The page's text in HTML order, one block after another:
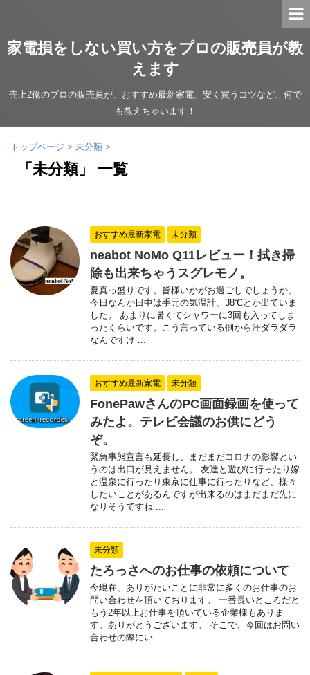
家電損をしない買い方をプロの販売員が教
えます
売上2億のプロの販売員が、おすすめ最新家電、安く買うコツなど、何で
も教えちゃいます！
トップページ > 未分類 >
「未分類」 一覧
おすすめ最新家電 未分類
neabot NoMo Q11レビュー！拭き掃
除も出来ちゃうスグレモノ。
夏真っ盛りです。皆様いかがお過ごしでしょうか。
今日なんか日中は手元の気温計、38℃とか出ていま
した。 あまりに暑くてシャワーに3回も入ってしま
ったくらいです。こう言っている側から汗ダラダラ
なんですけ ...
おすすめ最新家電 未分類
FonePawさんのPC画面録画を使って
みたよ。テレビ会議のお供にどう
ぞ。
緊急事態宣言も延長し、まだまだコロナの影響とい
うのは出口が見えません。 友達と遊びに行ったり嫁
と温泉に行ったり東京に仕事に行ったりなど、様々
したいことがあるんですが出来るのはまだまだ先に
なりそうですね ...
未分類
たろっさへのお仕事の依頼について
今現在、ありがたいことに非常に多くのお仕事のお
問い合わせを頂いております。 一番長いところだと
もう2年以上お仕事を頂いている企業様もありま
す。ありがとうございます。 そこで、今回はお問い
合わせの際にい ...